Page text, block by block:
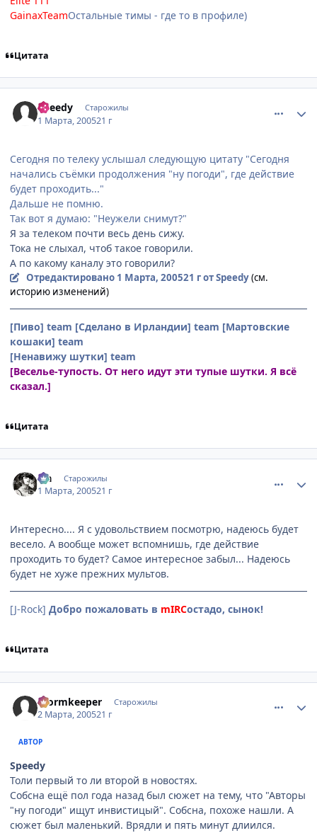
GainaxTeamОстальные тимы - где то в профиле)
Цитата
Speedy Старожилы
1 Марта, 200521 г
Сегодня по телеку услышал следующую цитату "Сегодня
начались съёмки продолжения "ну погоди", где действие
будет проходить..."
Дальше не помню.
Так вот я думаю: "Неужели снимут?"
Я за телеком почти весь день сижу.
Тока не слыхал, чтоб такое говорили.
А по какому каналу это говорили?
Отредактировано 1 Марта, 200521 гот Speedy(см.
историю изменений)
[Пиво] team [Сделано в Ирландии] team [Мартовские
кошаки] team
[Ненавижу шутки] team
[Веселье-тупость. От него идут эти тупые шутки. Я всё
сказал.]
Цитата
Lia Старожилы
1 Марта, 200521 г
Интересно.... Я с удовольствием посмотрю, надеюсь будет
весело. А вообще может вспомнишь, где действие
проходить то будет? Самое интересное забыл... Надеюсь
будет не хуже прежних мультов.
[J-Rock] Добро пожаловать в mIRCостадо, сынок!
Цитата
Wormkeeper Старожилы
2 Марта, 200521 г
АВТОР
Speedy
Толи первый то ли второй в новостях.
Собсна ещё пол года назад был сюжет на тему, что "Авторы
"ну погоди" ищут инвистицый". Собсна, похоже нашли. А
сюжет был маленький. Врядли и пять минут длиился.